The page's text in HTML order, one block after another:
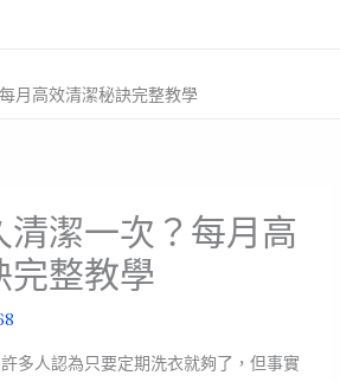
月高效清潔秘訣完整教學
清潔一次？每月高
完整教學
多人認為只要定期洗衣就夠了，但事實